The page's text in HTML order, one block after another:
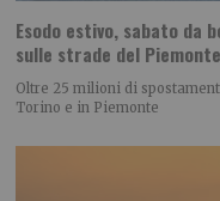
Esodo estivo, sabato da
sulle strade del Piemonte
Oltre 25 milioni di
Torino e in Piemonte